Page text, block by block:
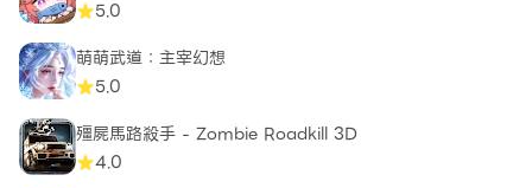
5.0
萌萌武道：主宰幻想
5.0
殭屍馬路殺手 - Zombie Roadkill 3D
4.0